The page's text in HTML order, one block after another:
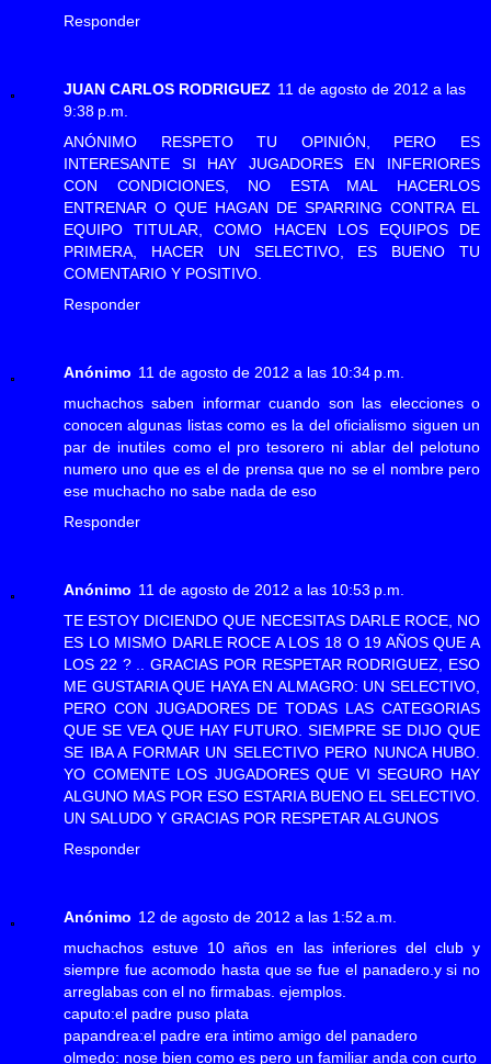
Responder
JUAN CARLOS RODRIGUEZ 11 de agosto de 2012 a las
9:38 p.m.
ANÓNIMO RESPETO TU OPINIÓN, PERO ES
INTERESANTE SI HAY JUGADORES EN INFERIORES
CON CONDICIONES, NO ESTA MAL HACERLOS
ENTRENAR O QUE HAGAN DE SPARRING CONTRA EL
EQUIPO TITULAR, COMO HACEN LOS EQUIPOS DE
PRIMERA, HACER UN SELECTIVO, ES BUENO TU
COMENTARIO Y POSITIVO.
Responder
Anónimo 11 de agosto de 2012 a las 10:34 p.m.
muchachos saben informar cuando son las elecciones o
conocen algunas listas como es la del oficialismo siguen un
par de inutiles como el pro tesorero ni ablar del pelotuno
numero uno que es el de prensa que no se el nombre pero
ese muchacho no sabe nada de eso
Responder
Anónimo 11 de agosto de 2012 a las 10:53 p.m.
TE ESTOY DICIENDO QUE NECESITAS DARLE ROCE, NO
ES LO MISMO DARLE ROCE A LOS 18 O 19 AÑOS QUE A
LOS 22 ? .. GRACIAS POR RESPETAR RODRIGUEZ, ESO
ME GUSTARIA QUE HAYA EN ALMAGRO: UN SELECTIVO,
PERO CON JUGADORES DE TODAS LAS CATEGORIAS
QUE SE VEA QUE HAY FUTURO. SIEMPRE SE DIJO QUE
SE IBA A FORMAR UN SELECTIVO PERO NUNCA HUBO.
YO COMENTE LOS JUGADORES QUE VI SEGURO HAY
ALGUNO MAS POR ESO ESTARIA BUENO EL SELECTIVO.
UN SALUDO Y GRACIAS POR RESPETAR ALGUNOS
Responder
Anónimo 12 de agosto de 2012 a las 1:52 a.m.
muchachos estuve 10 años en las inferiores del club y
siempre fue acomodo hasta que se fue el panadero.y si no
arreglabas con el no firmabas. ejemplos.
caputo:el padre puso plata
papandrea:el padre era intimo amigo del panadero
olmedo: nose bien como es pero un familiar anda con curto